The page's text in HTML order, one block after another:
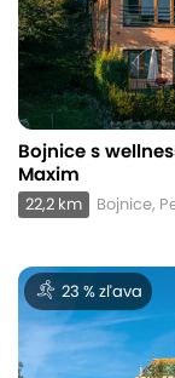
Bojnice s
Maxim
22,2 km Bojnice,
23 % zľava